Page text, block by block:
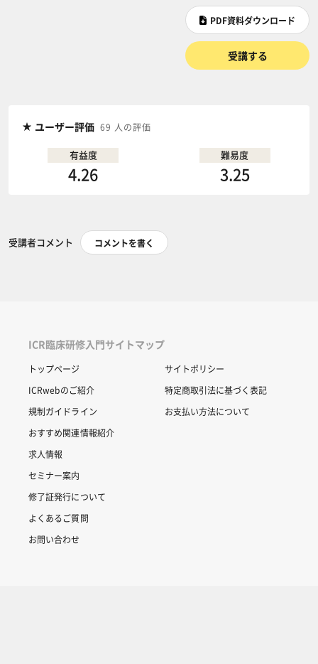
PDF資料ダウンロード
受講する
ユーザー評価 69 人の評価
有益度
4.26
難易度
3.25
受講者コメント コメントを書く
ICR臨床研修入門サイトマップ
トップページ
ICRwebのご紹介
規制ガイドライン
おすすめ関連情報紹介
求人情報
セミナー案内
修了証発行について
よくあるご質問
お問い合わせ
サイトポリシー
特定商取引法に基づく表記
お支払い方法について